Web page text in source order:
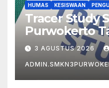
HUMAS KESISWAAN
Tracer Study
Purwokerto
3 AGUSTUS 2026